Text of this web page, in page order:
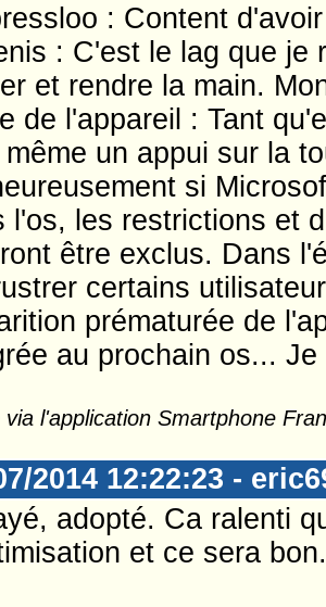
: Content
: C'est le lag que je
et rendre la main.
de l'appareil : Tant
un appui sur la
si
l'os, les restrictions et
être exclus. Dans
certains
prématurée de
au prochain os...
via l'application Smartphone
2014 12:22:23 -
adopté. Ca ralenti
et ce sera bon.